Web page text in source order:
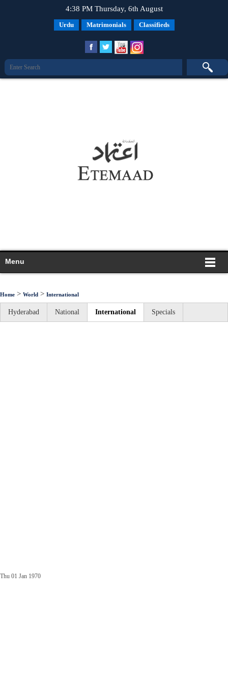
4:38 PM Thursday, 6th August
Urdu Matrimonials Classifieds
Menu
Home > World > International
Hyderabad National International Specials
Thu 01 Jan 1970